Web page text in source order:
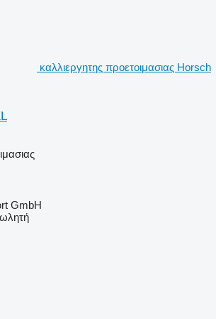
καλλιεργητης προετοιμασιας Horsch
GmbH